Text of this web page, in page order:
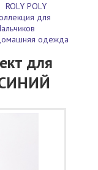
ROLY POLY
для
одежда
для
СИНИЙ